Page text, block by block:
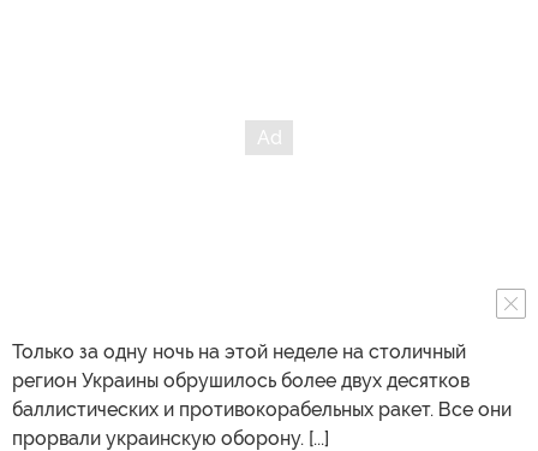
Только за одну ночь на этой неделе на столичный
регион Украины обрушилось более двух десятков
баллистических и противокорабельных ракет. Все они
прорвали украинскую оборону. [...]